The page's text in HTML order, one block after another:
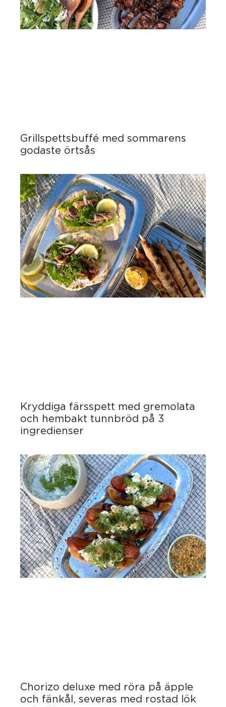
Grillspettsbuffé med sommarens
godaste örtsås
Kryddiga färsspett med gremolata
och hembakt tunnbröd på 3
ingredienser
Chorizo deluxe med röra på äpple
och fänkål, severas med rostad lök